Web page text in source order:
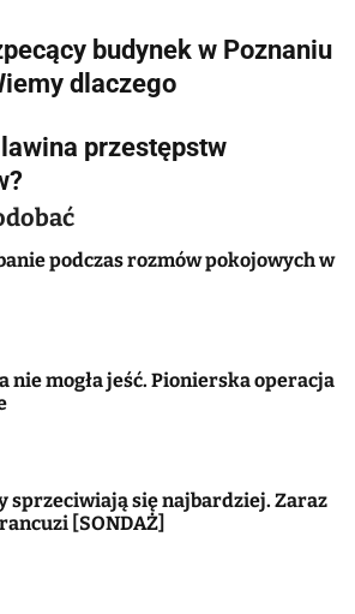
budynek w Poznaniu
dlaczego
przestępstw
podczas rozmów pokojowych w
nie mogła jeść. Pionierska operacja
sprzeciwiają się najbardziej. Zaraz
[SONDAŻ]